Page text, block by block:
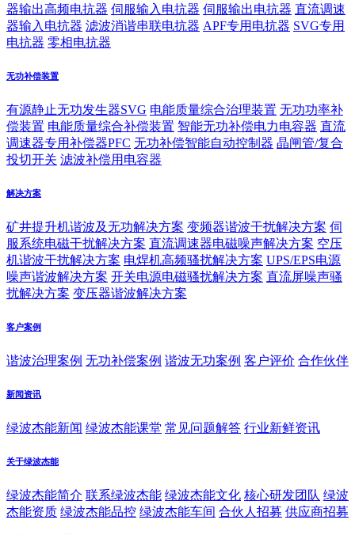
器输出高频电抗器 伺服输入电抗器 伺服输出电抗器 直流调速
器输入电抗器 滤波消谐串联电抗器 APF专用电抗器 SVG专用
电抗器 零相电抗器
无功补偿装置
有源静止无功发生器SVG 电能质量综合治理装置 无功功率补
偿装置 电能质量综合补偿装置 智能无功补偿电力电容器 直流
调速器专用补偿器PFC 无功补偿智能自动控制器 晶闸管/复合
投切开关 滤波补偿用电容器
解决方案
矿井提升机谐波及无功解决方案 变频器谐波干扰解决方案 伺
服系统电磁干扰解决方案 直流调速器电磁噪声解决方案 空压
机谐波干扰解决方案 电焊机高频骚扰解决方案 UPS/EPS电源
噪声谐波解决方案 开关电源电磁骚扰解决方案 直流屏噪声骚
扰解决方案 变压器谐波解决方案
客户案例
谐波治理案例 无功补偿案例 谐波无功案例 客户评价 合作伙伴
新闻资讯
绿波杰能新闻 绿波杰能课堂 常见问题解答 行业新鲜资讯
关于绿波杰能
绿波杰能简介 联系绿波杰能 绿波杰能文化 核心研发团队 绿波
杰能资质 绿波杰能品控 绿波杰能车间 合伙人招募 供应商招募